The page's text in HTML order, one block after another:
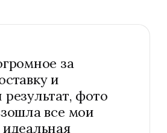
за
и
фото
все мои